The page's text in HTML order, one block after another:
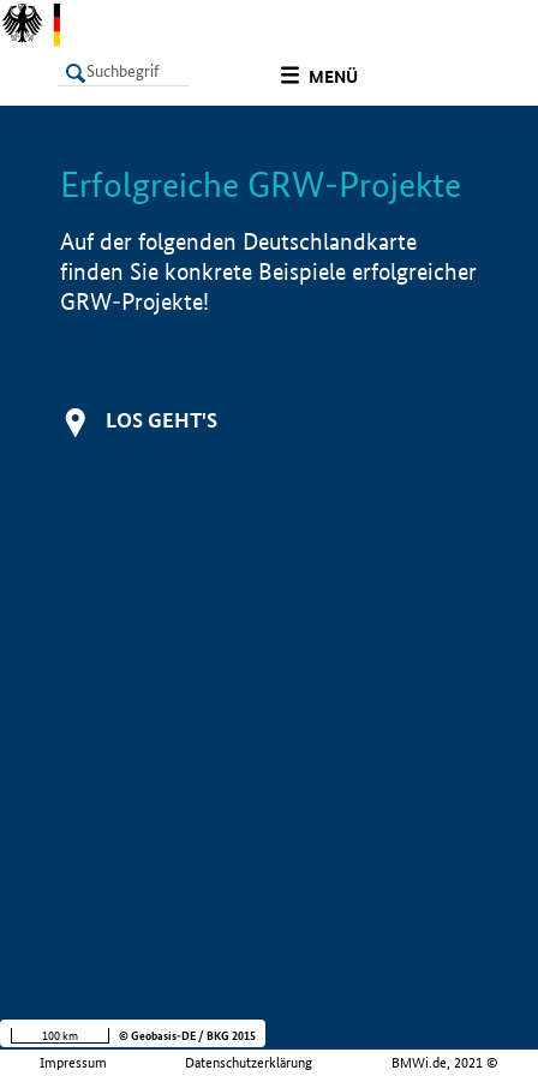
MENÜ
LISTE Info
Erfolgreiche GRW-Projekte
Auf der folgenden Deutschlandkarte
finden Sie konkrete Beispiele erfolgreicher
GRW-Projekte!
LOS GEHT'S
Impressum Datenschutzerklärung BMWi.de, 2021 ©
100 km © Geobasis-DE / BKG 2015